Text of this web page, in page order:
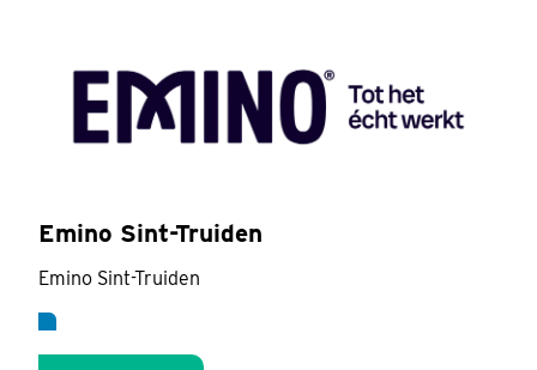
Emino Sint-Truiden
Emino Sint-Truiden